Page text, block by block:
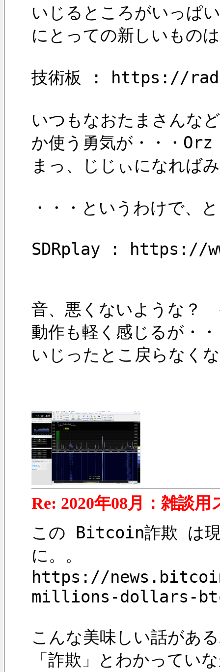
いじるところがいっぱ
にとっての新しいもの
技術板 : https://
いつもなおたまさんな
か使う勇気が・・・
まっ、じじぃになれば
・・・というわけで、
SDRplay : https://
音、悪くないような？
動作も軽く感じるが・
いじったとこ戻らなく
Re: 2020年08月：雑談用
この Bitcoin詐欺 は現
に。。
https://
millions-dollars-
こんな美味しい話があ
「詐欺」とわかってい